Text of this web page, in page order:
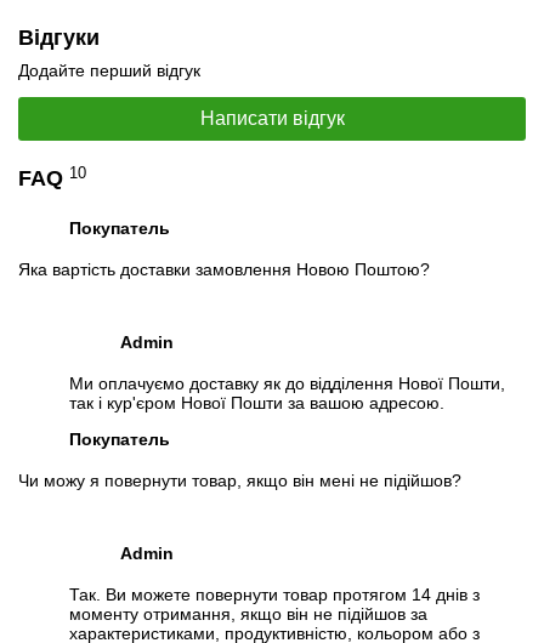
Запит оптової ціни
Слідкувати на Facebook
Відгуки
Додайте перший відгук
Написати відгук
FAQ 10
Покупатель
Яка вартість доставки замовлення Новою Поштою?
Admin
Ми оплачуємо доставку як до відділення Нової Пошти,
так і кур'єром Нової Пошти за вашою адресою.
Покупатель
Чи можу я повернути товар, якщо він мені не підійшов?
Admin
Так. Ви можете повернути товар протягом 14 днів з
моменту отримання, якщо він не підійшов за
характеристиками, продуктивністю, кольором або з